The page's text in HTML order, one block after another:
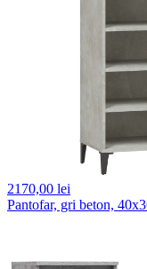
2170,00 lei
Pantofar, gri beton,